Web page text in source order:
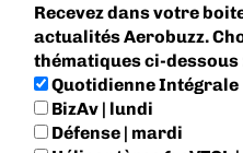
Recevez dans votre
actualités Aerobuzz.
thématiques ci-dessous
Quotidienne Intégrale
BizAv | lundi
Défense | mardi